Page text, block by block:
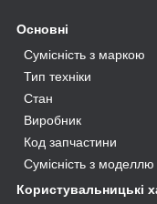
Основні
Сумісність з маркою
Тип техніки
Стан
Виробник
Код запчастини
Сумісність з моделлю
Користувальницькі